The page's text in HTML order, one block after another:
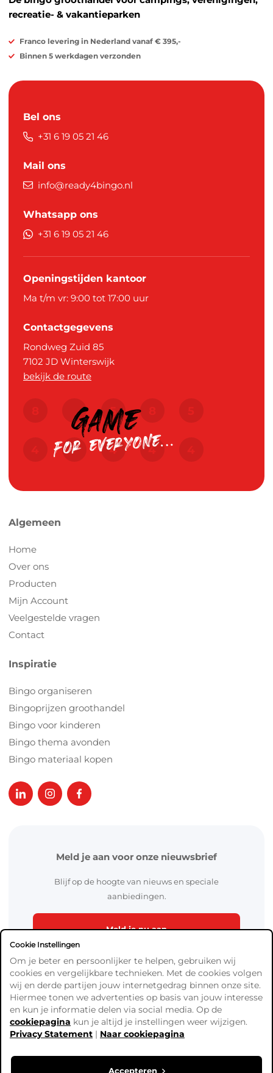
recreatie- & vakantieparken
Franco levering in Nederland vanaf € 395,-
Binnen 5 werkdagen verzonden
Bel ons
+31 6 19 05 21 46
Mail ons
info@ready4bingo.nl
Whatsapp ons
+31 6 19 05 21 46
Openingstijden kantoor
Ma t/m vr: 9:00 tot 17:00 uur
Contactgegevens
Rondweg Zuid 85
7102 JD Winterswijk
bekijk de route
Algemeen
Home
Over ons
Producten
Mijn Account
Veelgestelde vragen
Contact
Inspiratie
Bingo organiseren
Bingoprijzen groothandel
Bingo voor kinderen
Bingo thema avonden
Bingo materiaal kopen
Meld je aan voor onze nieuwsbrief
Blijf op de hoogte van nieuws en speciale
aanbiedingen.
Meld je nu aan
Algemene Voorwaarden
Verzend- en betaalinformatie
Cookie Instellingen
Om je beter en persoonlijker te helpen, gebruiken wij
cookies en vergelijkbare technieken. Met de cookies volgen
wij en derde partijen jouw internetgedrag binnen onze site.
Hiermee tonen we advertenties op basis van jouw interesse
en kun je informatie delen via social media. Op de
cookiepagina kun je altijd je instellingen weer wijzigen.
Privacy Statement | Naar cookiepagina
Accepteren